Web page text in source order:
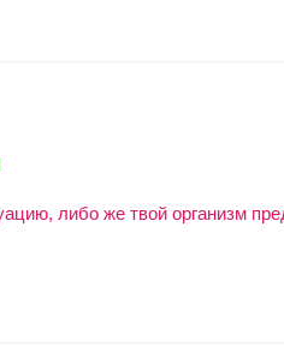
либо же твой организм